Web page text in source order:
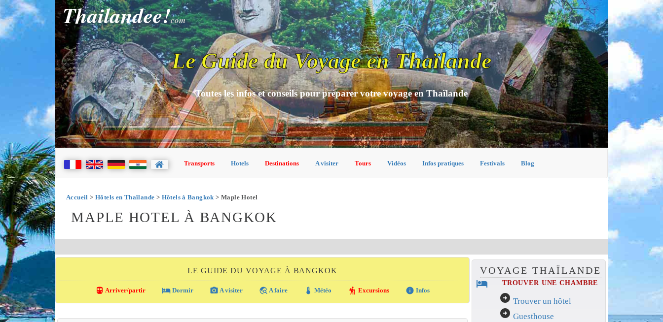
Thailandee!com
Le Guide du Voyage en Thaïlande
Toutes les infos et conseils pour préparer votre voyage en Thaïlande
Transports Hotels Destinations A visiter Tours Vidéos Infos pratiques Festivals Blog
Accueil > Hôtels en Thaïlande > Hôtels à Bangkok > Maple Hotel
MAPLE HOTEL À BANGKOK
LE GUIDE DU VOYAGE À BANGKOK
directions_transit Arriver/partir local_hotel Dormir photo_camera A visiter travel_explore A faire thermostat Météo hiking Excursions info Infos
VOYAGE THAÏLANDE
hotel TROUVER UNE CHAMBRE
arrow_circle_right Trouver un hôtel
arrow_circle_right Guesthouse